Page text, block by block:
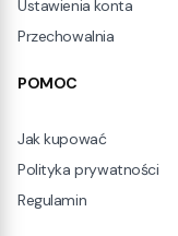
Ustawienia konta
Przechowalnia
POMOC
Jak kupować
Polityka prywatności
Regulamin